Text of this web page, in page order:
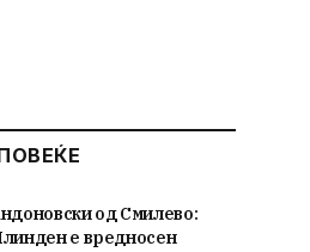
од Смилево:
е вредносен